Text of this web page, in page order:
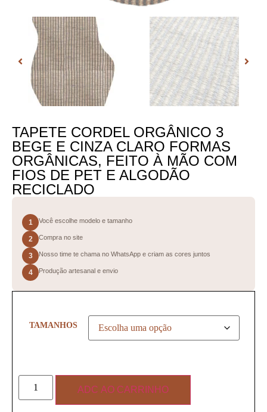
TAPETE CORDEL ORGÂNICO 3
BEGE E CINZA CLARO FORMAS
ORGÂNICAS, FEITO À MÃO COM
FIOS DE PET E ALGODÃO
RECICLADO
1 Você escolhe modelo e tamanho
2 Compra no site
3 Nosso time te chama no WhatsApp e criam as cores juntos
4 Produção artesanal e envio
TAMANHOS
ADC AO CARRINHO